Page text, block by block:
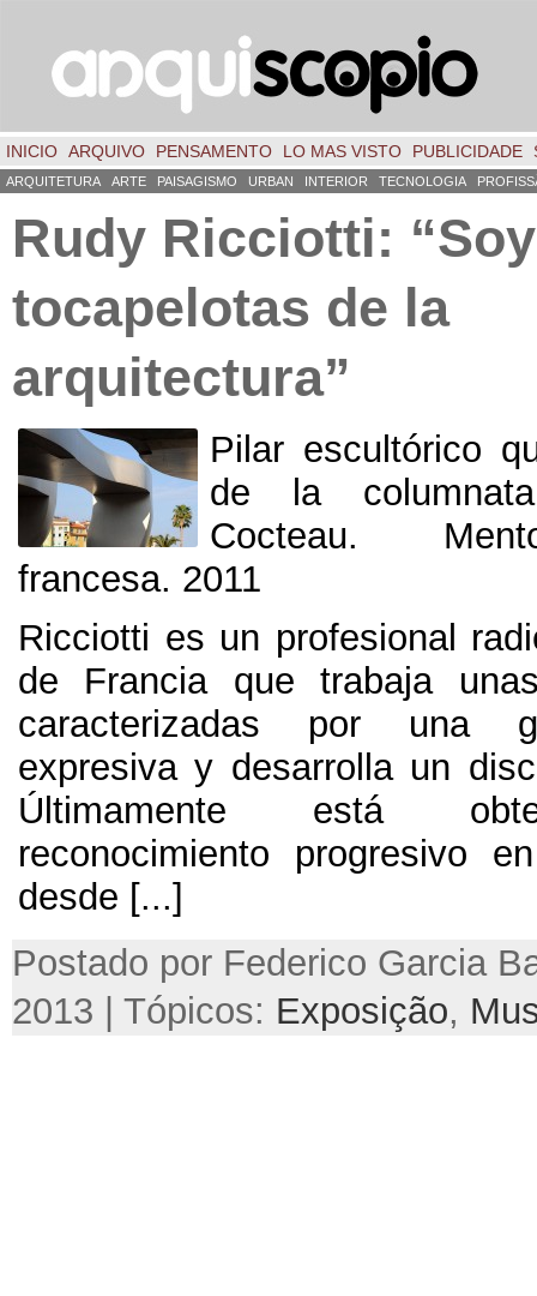
INICIO ARQUIVO PENSAMENTO LO MAS VISTO PUBLICIDADE
ARQUITETURA ARTE PAISAGISMO URBAN INTERIOR TECNOLOGIA
Rudy Ricciotti:
tocapelotas de la
arquitectura”
Pilar escultórico
de la
Cocteau.
francesa. 2011
Ricciotti es un profesional
de Francia que trabaja
caracterizadas por una
expresiva y desarrolla un
Últimamente está
reconocimiento progresivo
desde [...]
Postado por Federico Garcia
2013 | Tópicos: Exposição,